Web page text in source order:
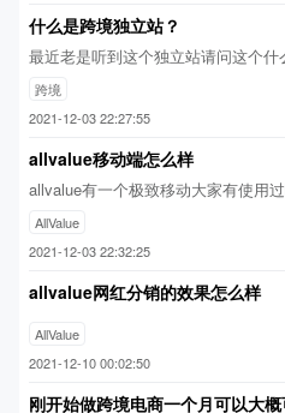
什么是跨境独立站？
最近老是听到这个独立站请问这个什
跨境
2021-12-03 22:27:55
allvalue移动端怎么样
allvalue有一个极致移动大家有使用
AllValue
2021-12-03 22:32:25
allvalue网红分销的效果怎么样
AllValue
2021-12-10 00:02:50
刚开始做跨境电商一个月可以大